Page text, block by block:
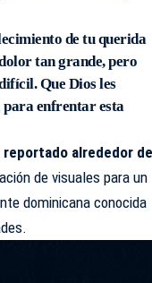
de tu querida
tan grande, pero
Que Dios les
para enfrentar esta
alrededor de
de visuales para un
dominicana conocida